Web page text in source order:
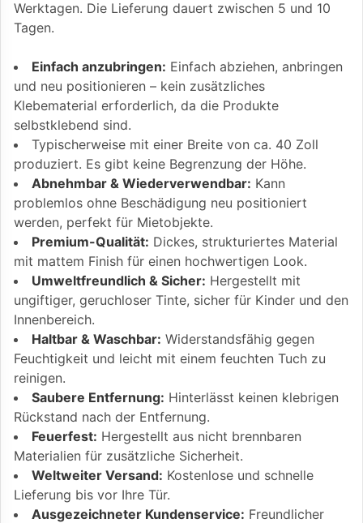
Werktagen. Die Lieferung dauert zwischen 5 und 10
Tagen.
Einfach anzubringen: Einfach abziehen, anbringen
und neu positionieren – kein zusätzliches
Klebematerial erforderlich, da die Produkte
selbstklebend sind.
Typischerweise mit einer Breite von ca. 40 Zoll
produziert. Es gibt keine Begrenzung der Höhe.
Abnehmbar & Wiederverwendbar: Kann
problemlos ohne Beschädigung neu positioniert
werden, perfekt für Mietobjekte.
Premium-Qualität: Dickes, strukturiertes Material
mit mattem Finish für einen hochwertigen Look.
Umweltfreundlich & Sicher: Hergestellt mit
ungiftiger, geruchloser Tinte, sicher für Kinder und den
Innenbereich.
Haltbar & Waschbar: Widerstandsfähig gegen
Feuchtigkeit und leicht mit einem feuchten Tuch zu
reinigen.
Saubere Entfernung: Hinterlässt keinen klebrigen
Rückstand nach der Entfernung.
Feuerfest: Hergestellt aus nicht brennbaren
Materialien für zusätzliche Sicherheit.
Weltweiter Versand: Kostenlose und schnelle
Lieferung bis vor Ihre Tür.
Ausgezeichneter Kundenservice: Freundlicher